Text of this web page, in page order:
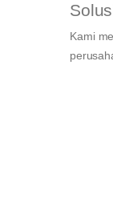
Kami